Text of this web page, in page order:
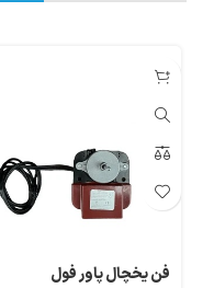
فن یخچال پاور فول